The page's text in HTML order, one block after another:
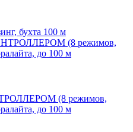
бухта 100 м
(8 режимов,
до 100 м